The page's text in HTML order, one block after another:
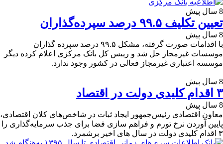
8 سال پیش
تعیین تکلیف ۹۹.۵ درصد سپرده‌گذاران
8 سال پیش
با اقدامات صورت گرفته، مشکل ۹۹.۵ درصد سپرده گذاران
موسسات غیرمجاز حل شد و رییس کل بانک مرکزی اعلام کرده دیگر
موسسه اعتباری غیرمجاز فعالی در کشور وجود ندارد.
8 سال پیش
۳ اقدام کلیدی دولت در اقتصاد
8 سال پیش
معاون اقتصادی رئیس‌جمهور ایجاد ثبات در شاخص‌های کلان اقتصادی،
پایین آوردن نرخ تورم و فراهم سازی فضا برای جذب سرمایه‌گذاری را
۳ اقدام کلیدی دولت در سال های اخیر برشمرد.